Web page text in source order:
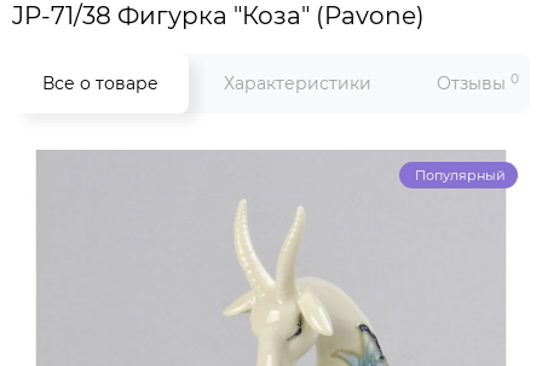
JP-71/38 Фигурка "Коза" (Pavone)
Все о товаре Характеристики Отзывы 0
Популярный